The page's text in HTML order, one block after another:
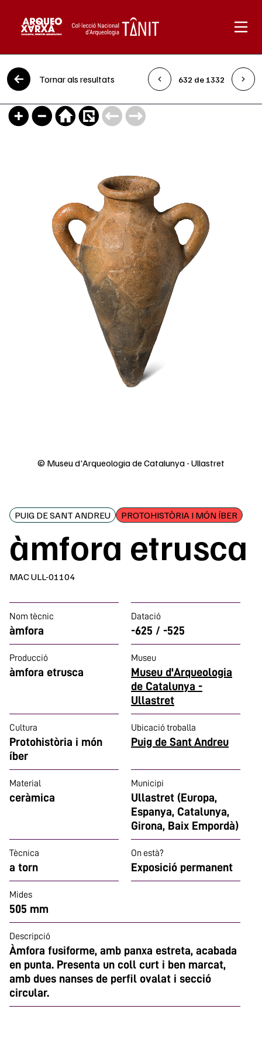
Vés al contingut
Tornar als resultats 632 de 1332
© Museu d'Arqueologia de Catalunya - Ullastret
PUIG DE SANT ANDREU PROTOHISTÒRIA I MÓN ÍBER
àmfora etrusca
MAC ULL-01104
Nom tècnic
àmfora
Datació
-625 / -525
Producció
àmfora etrusca
Museu
Museu d'Arqueologia
de Catalunya -
Ullastret
Cultura
Protohistòria i món
íber
Ubicació troballa
Puig de Sant Andreu
Material
ceràmica
Municipi
Ullastret (Europa,
Espanya, Catalunya,
Girona, Baix Empordà)
Tècnica
a torn
On està?
Exposició permanent
Mides
505 mm
Descripció
Àmfora fusiforme, amb panxa estreta, acabada
en punta. Presenta un coll curt i ben marcat,
amb dues nanses de perfil ovalat i secció
circular.